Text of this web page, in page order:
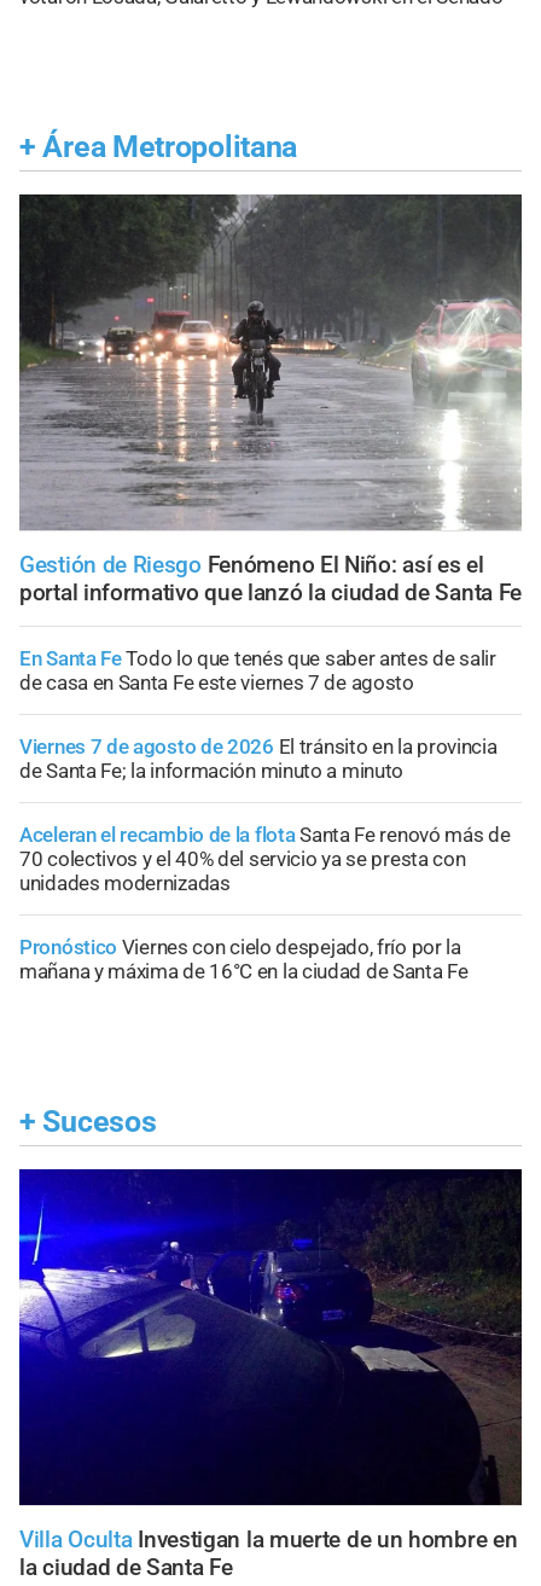
+ Área Metropolitana
Gestión de Riesgo Fenómeno El Niño: así es el
portal informativo que lanzó la ciudad de Santa Fe
En Santa FeTodo lo que tenés que saber antes de salir
de casa en Santa Fe este viernes 7 de agosto
Viernes 7 de agosto de 2026 El tránsito en la provincia
de Santa Fe; la información minuto a minuto
Aceleran el recambio de la flotaSanta Fe renovó más de
70 colectivos y el 40% del servicio ya se presta con
unidades modernizadas
Pronóstico Viernes con cielo despejado, frío por la
mañana y máxima de 16°C en la ciudad de Santa Fe
+ Sucesos
Villa Oculta Investigan la muerte de un hombre en
la ciudad de Santa Fe